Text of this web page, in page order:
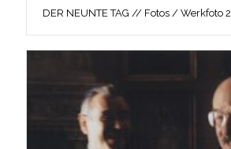
DER NEUNTE TAG // Fotos / Werkfoto 2